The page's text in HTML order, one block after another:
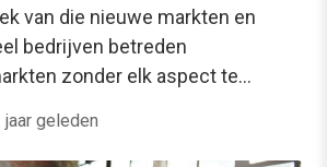
van die nieuwe markten en
bedrijven betreden
zonder elk aspect te…
jaar geleden